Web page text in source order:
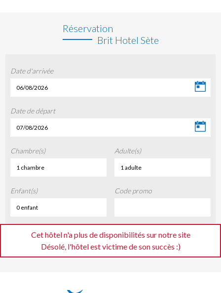
Réservation
Brit Hotel Sète
Date d'arrivée
06/08/2026
Date de départ
07/08/2026
Chambre(s)
1 chambre
Adulte(s)
1 adulte
Enfant(s)
0 enfant
Code promo
Cet hôtel n'a plus de disponibilités sur notre site
Désolé, l'hôtel est victime de son succès :)